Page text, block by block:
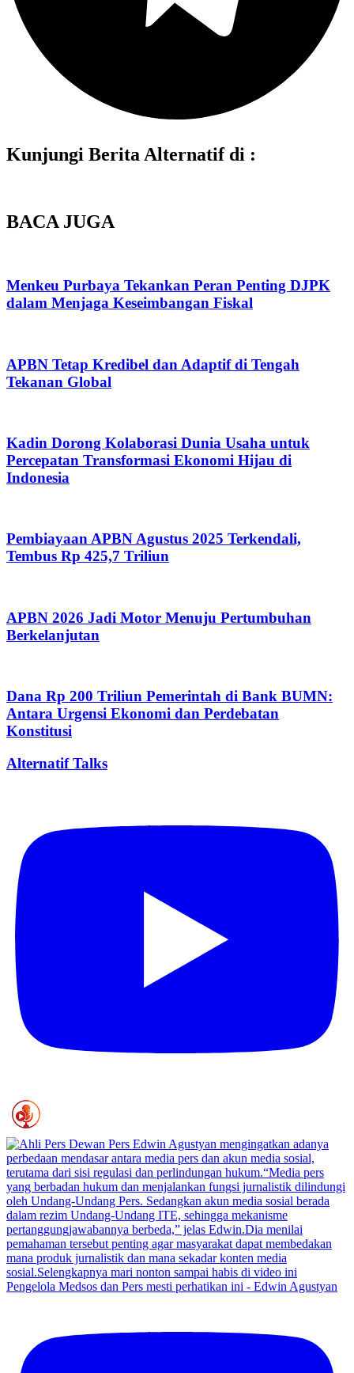
Kunjungi Berita Alternatif di :
BACA JUGA
Menkeu Purbaya Tekankan Peran Penting DJPK
dalam Menjaga Keseimbangan Fiskal
APBN Tetap Kredibel dan Adaptif di Tengah
Tekanan Global
Kadin Dorong Kolaborasi Dunia Usaha untuk
Percepatan Transformasi Ekonomi Hijau di
Indonesia
Pembiayaan APBN Agustus 2025 Terkendali,
Tembus Rp 425,7 Triliun
APBN 2026 Jadi Motor Menuju Pertumbuhan
Berkelanjutan
Dana Rp 200 Triliun Pemerintah di Bank BUMN:
Antara Urgensi Ekonomi dan Perdebatan
Konstitusi
Alternatif Talks
Pengelola Medsos dan Pers mesti perhatikan ini - Edwin Agustyan